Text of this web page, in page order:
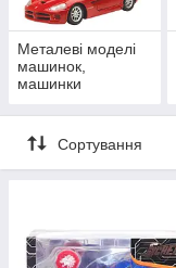
Металеві моделі
машинок,
машинки
Кінсмарт
(KINSMART,
АВТОСВІТ,
Технопарк)
Сортування